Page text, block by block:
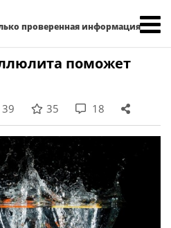
проверенная информация
поможет
35 18